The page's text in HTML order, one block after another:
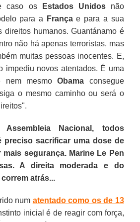
caso os Estados Unidosnão
para a
Françae para a sua
direitos humanos. Guantánamo é
não há apenas terroristas, mas
muitas pessoas inocentes. E,
impediu novos atentados. É uma
nem mesmoObama consegue
o mesmo caminho ou será o
Nacional, todos
preciso sacrificar uma dose de
mais segurança. Marine Le Pen
A direita moderada e do
atrás...
num atentado como os de 13
inicial é de reagir com força,